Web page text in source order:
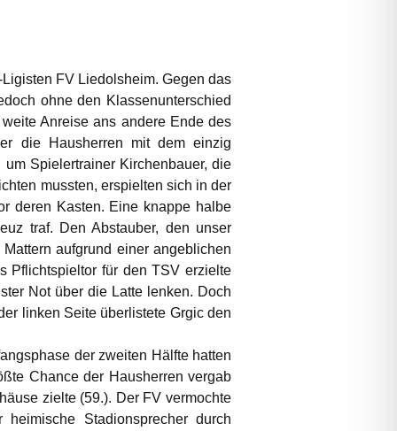
FV Liedolsheim. Gegen das
ohne den Klassenunterschied
Anreise ans andere Ende des
die Hausherren mit dem einzig
Spielertrainer Kirchenbauer, die
mussten, erspielten sich in der
deren Kasten. Eine knappe halbe
traf. Den Abstauber, den unser
aufgrund einer angeblichen
Pflichtspieltor für den TSV erzielte
Not über die Latte lenken. Doch
linken Seite überlistete Grgic den
der zweiten Hälfte hatten
Chance der Hausherren vergab
zielte (59.). Der FV vermochte
Stadionsprecher durch